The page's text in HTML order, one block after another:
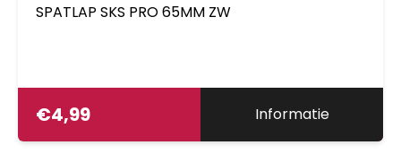
SPATLAP SKS PRO 65MM ZW
€4,99 Informatie